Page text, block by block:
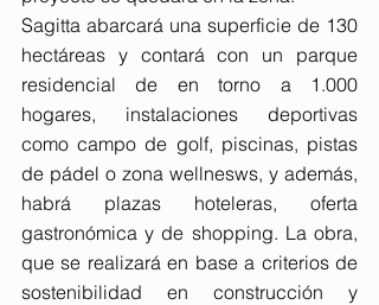
Sagitta abarcará una superficie de 130
hectáreas y contará con un parque
residencial de en torno a 1.000
hogares, instalaciones deportivas
como campo de golf, piscinas, pistas
de pádel o zona wellnesws, y además,
habrá plazas hoteleras, oferta
gastronómica y de shopping. La obra,
que se realizará en base a criterios de
sostenibilidad en construcción y